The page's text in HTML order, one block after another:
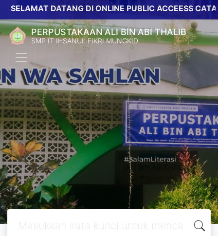
DATANG DI ONLINE PUBLIC ACCEESS
PERPUSTAKAAN ALI BIN ABI THALIB
SMP IT IHSANUL FIKRI MUNGKID